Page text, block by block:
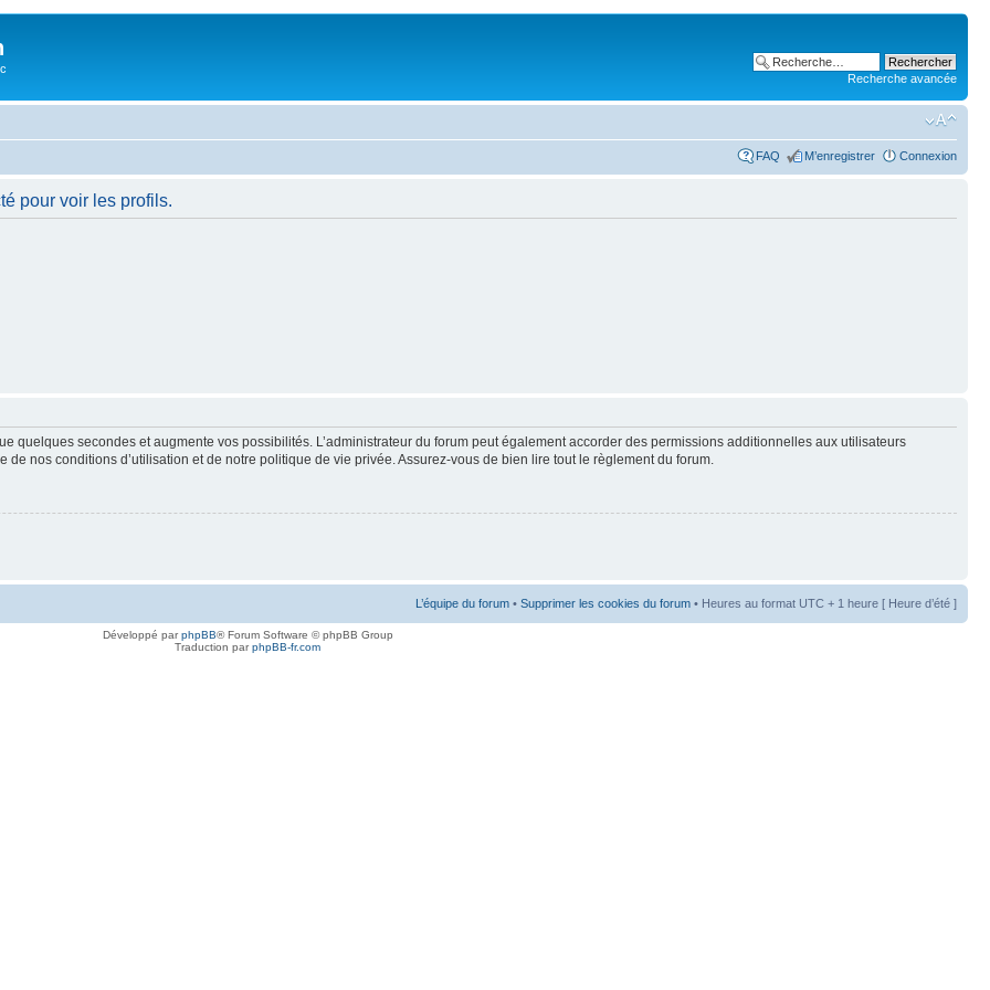
Recherche avancée
FAQ M’enregistrer Connexion
pour voir les profils.
quelques secondes et augmente vos possibilités. L’administrateur du forum peut également accorder des permissions additionnelles aux utilisateurs
nos conditions d’utilisation et de notre politique de vie privée. Assurez-vous de bien lire tout le règlement du forum.
L’équipe du forum • Supprimer les cookies du forum • Heures au format UTC + 1 heure [ Heure d’été ]
Développé parphpBB® Forum Software © phpBB Group
Traduction parphpBB-fr.com